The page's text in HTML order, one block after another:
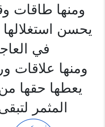
ومنها طاقات
يحسن استغلالها
في
ومنها علاقات
يعطها حقها
المثمر